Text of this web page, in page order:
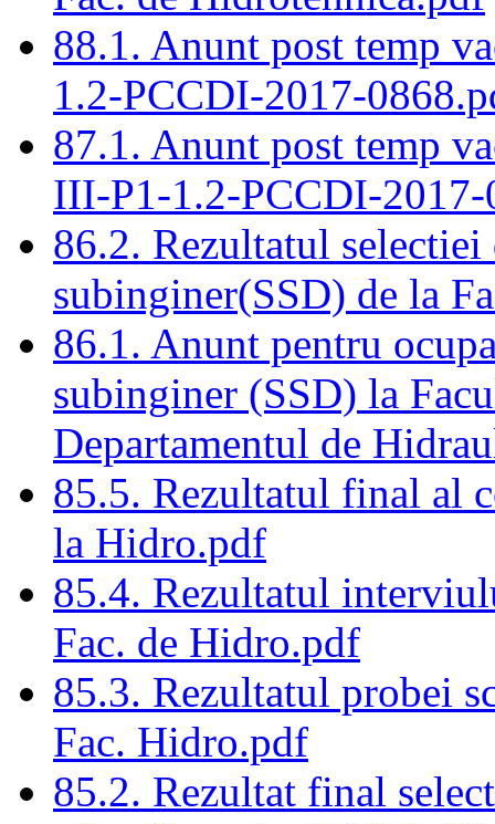
88.1. Anunt post temp
1.2-PCCDI-2017-
87.1. Anunt post temp
III-P1-1.2-PCCDI-
86.2. Rezultatul
subinginer(SSD) de la
86.1. Anunt pentru
subinginer (SSD) la
Departamentul de
85.5. Rezultatul final al
la Hidro.pdf
85.4. Rezultatul
Fac. de Hidro.pdf
85.3. Rezultatul probei
Fac. Hidro.pdf
85.2. Rezultat final